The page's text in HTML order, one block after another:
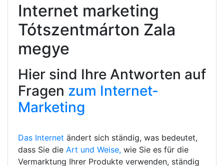
Internet marketing
Tótszentmárton Zala
megye
Hier sind Ihre Antworten auf
Fragen zum Internet-
Marketing
Das Internet ändert sich ständig, was bedeutet,
dass Sie die Art und Weise, wie Sie es für die
Vermarktung Ihrer Produkte verwenden, ständig